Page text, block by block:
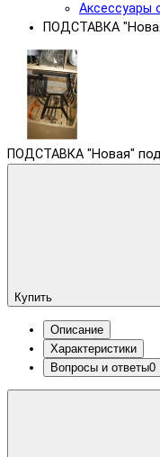
Аксессуары
ПОДСТАВКА
ПОДСТАВКА "Новая"
Купить
Описание
Характеристики
Вопросы и ответы0